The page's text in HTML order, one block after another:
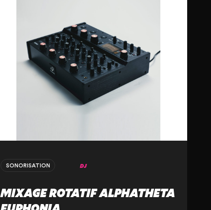
SONORISATION DJ
MIXAGE ROTATIF ALPHATHETA